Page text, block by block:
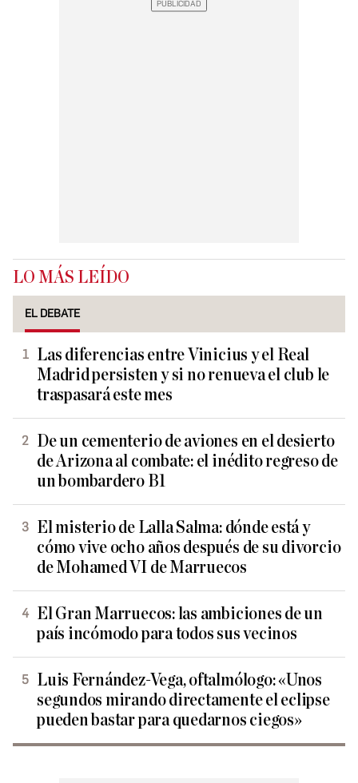
LO MÁS LEÍDO
EL DEBATE
Las diferencias entre Vinicius y el Real
Madrid persisten y si no renueva el club le
traspasará este mes
De un cementerio de aviones en el desierto
de Arizona al combate: el inédito regreso de
un bombardero B1
El misterio de Lalla Salma: dónde está y
cómo vive ocho años después de su divorcio
de Mohamed VI de Marruecos
El Gran Marruecos: las ambiciones de un
país incómodo para todos sus vecinos
Luis Fernández-Vega, oftalmólogo: «Unos
segundos mirando directamente el eclipse
pueden bastar para quedarnos ciegos»